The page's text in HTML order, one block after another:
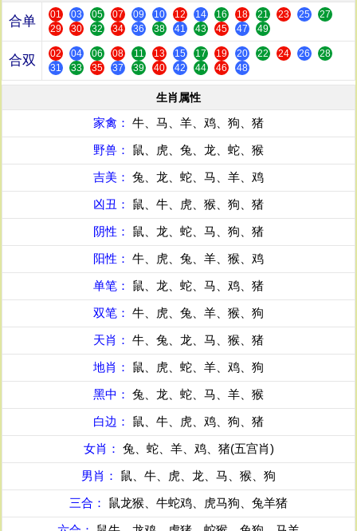
合单 01 03 05 07 09 10 12 14 16 18 21 23 25
27
29
30 32 34 36 38 41 43 45 47 49
合双 02 04 06 08 11 13 15 17 19 20 22 24 26
28
31
33 35 37 39 40 42 44 46 48
生肖属性
家禽： 牛、马、羊、鸡、狗、猪
野兽： 鼠、虎、兔、龙、蛇、猴
吉美： 兔、龙、蛇、马、羊、鸡
凶丑： 鼠、牛、虎、猴、狗、猪
阴性： 鼠、龙、蛇、马、狗、猪
阳性： 牛、虎、兔、羊、猴、鸡
单笔： 鼠、龙、蛇、马、鸡、猪
双笔： 牛、虎、兔、羊、猴、狗
天肖： 牛、兔、龙、马、猴、猪
地肖： 鼠、虎、蛇、羊、鸡、狗
黑中： 兔、龙、蛇、马、羊、猴
白边： 鼠、牛、虎、鸡、狗、猪
女肖： 兔、蛇、羊、鸡、猪(五宫肖)
男肖： 鼠、牛、虎、龙、马、猴、狗
三合： 鼠龙猴、牛蛇鸡、虎马狗、兔羊猪